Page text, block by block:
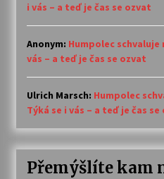
i vás – a teď je čas se ozvat
Anonym: Humpolec schvaluje
vás – a teď je čas se ozvat
Ulrich Marsch: Humpolec
Týká se i vás – a teď je čas se
Přemýšlíte kam